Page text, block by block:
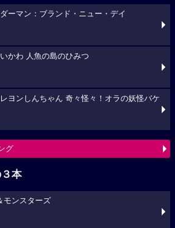
ーマン：ブランド・ニュー・デイ
かわ 人魚の島のひみつ
ヨンしんちゃん 奇々怪々！オラの妖怪バケ
グ
本
モンスターズ